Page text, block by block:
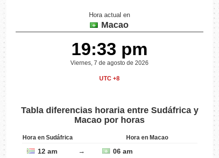
Hora actual en
Macao
19:33 pm
Viernes, 7 de agosto de 2026
UTC +8
Tabla diferencias horaria entre Sudáfrica y
Macao por horas
Hora en Sudáfrica Hora en Macao
12 am → 06 am